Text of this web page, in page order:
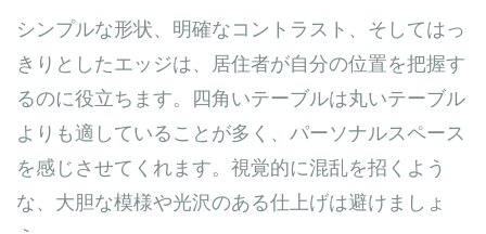
シンプルな形状、明確なコントラスト、そしてはっ
きりとしたエッジは、居住者が自分の位置を把握す
るのに役立ちます。四角いテーブルは丸いテーブル
よりも適していることが多く、パーソナルスペース
を感じさせてくれます。視覚的に混乱を招くよう
な、大胆な模様や光沢のある仕上げは避けましょ